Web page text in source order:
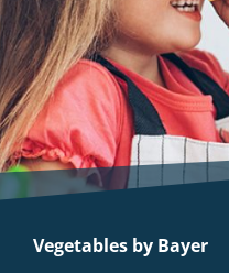
Vegetables by Bayer